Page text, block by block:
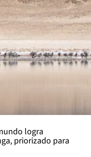
logra
priorizado para